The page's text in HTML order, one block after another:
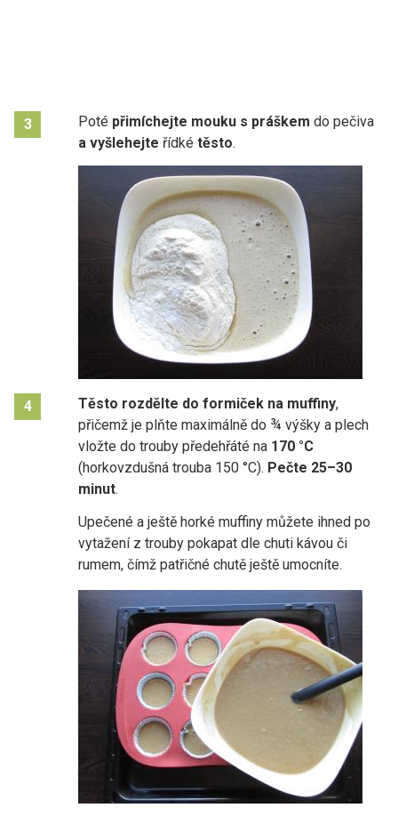
3 Poté přimíchejte mouku s práškem do pečiva
a vyšlehejte řídké těsto.
4 Těsto rozdělte do formiček na muffiny,
přičemž je plňte maximálně do ¾ výšky a plech
vložte do trouby předehřáté na 170 °C
(horkovzdušná trouba 150 °C). Pečte 25–30
minut.
Upečené a ještě horké muffiny můžete ihned po
vytažení z trouby pokapat dle chuti kávou či
rumem, čímž patřičné chutě ještě umocníte.